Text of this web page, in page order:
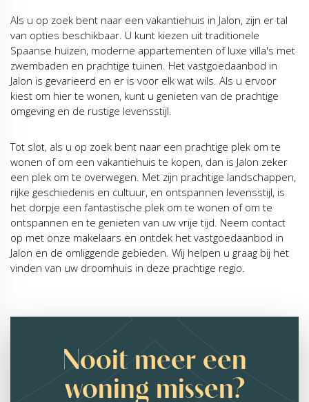
Als u op zoek bent naar een vakantiehuis in Jalon, zijn er tal
van opties beschikbaar. U kunt kiezen uit traditionele
Spaanse huizen, moderne appartementen of luxe villa's met
zwembaden en prachtige tuinen. Het vastgoedaanbod in
Jalon is gevarieerd en er is voor elk wat wils. Als u ervoor
kiest om hier te wonen, kunt u genieten van de prachtige
omgeving en de rustige levensstijl.
Tot slot, als u op zoek bent naar een prachtige plek om te
wonen of om een vakantiehuis te kopen, dan is Jalon zeker
een plek om te overwegen. Met zijn prachtige landschappen,
rijke geschiedenis en cultuur, en ontspannen levensstijl, is
het dorpje een fantastische plek om te wonen of om te
ontspannen en te genieten van uw vrije tijd. Neem contact
op met onze makelaars en ontdek het vastgoedaanbod in
Jalon en de omliggende gebieden. Wij helpen u graag bij het
vinden van uw droomhuis in deze prachtige regio.
Nooit meer een
woning missen?